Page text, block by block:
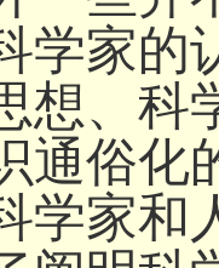
学家的
想、科
通俗化
学家和